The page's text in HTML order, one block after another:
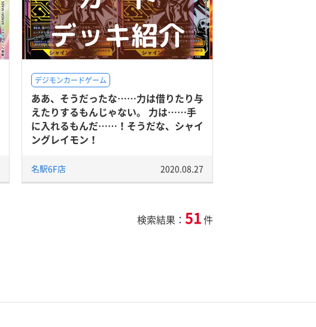
デジモンカードゲーム
ああ、そうだったな……力は借りたり与
えたりするもんじゃない。 力は……手
に入れるもんだ……！そうだな、シャイ
ングレイモン！
名駅6F店 2020.08.27
検索結果： 51件